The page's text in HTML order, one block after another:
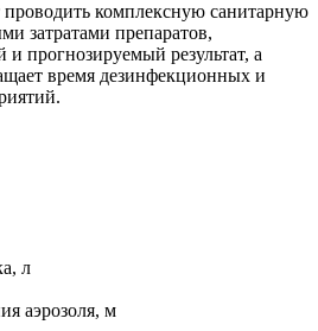
проводить комплексную санитарную
затратами препаратов,
и прогнозируемый результат, а
время дезинфекционных и
л
аэрозоля, м